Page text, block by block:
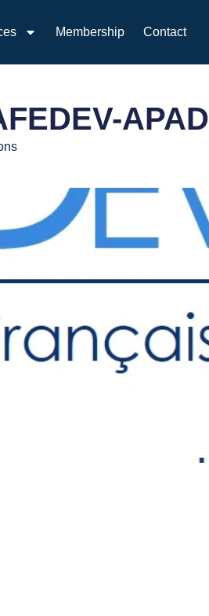
Membership Contact
APAD